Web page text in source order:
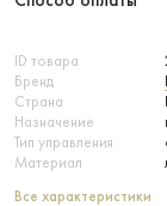
ID товара
Бренд
Страна
Назначение
Тип управления
Материал
Все характеристики